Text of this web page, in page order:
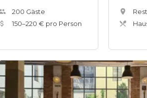
200 Gäste
150–220 € pro Person